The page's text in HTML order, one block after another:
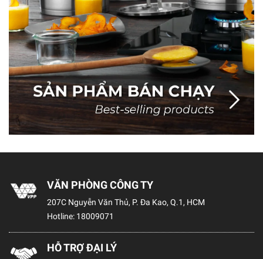
VĂN PHÒNG CÔNG TY
207C Nguyễn Văn Thủ, P. Đa Kao, Q.1, HCM
Hotline: 18009071
HỖ TRỢ ĐẠI LÝ